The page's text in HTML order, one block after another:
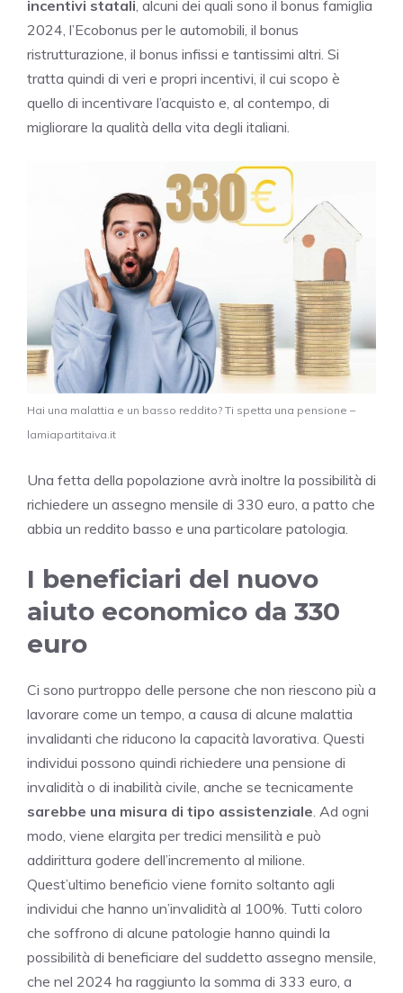
incentivi statali , alcuni dei quali sono il bonus famiglia
2024, l’Ecobonus per le automobili, il bonus
ristrutturazione, il bonus infissi e tantissimi altri. Si
tratta quindi di veri e propri incentivi, il cui scopo è
quello di incentivare l’acquisto e, al contempo, di
migliorare la qualità della vita degli italiani.
Hai una malattia e un basso reddito? Ti spetta una pensione –
lamiapartitaiva.it
Una fetta della popolazione avrà inoltre la possibilità di
richiedere un assegno mensile di 330 euro, a patto che
abbia un reddito basso e una particolare patologia.
I beneficiari del nuovo
aiuto economico da 330
euro
Ci sono purtroppo delle persone che non riescono più a
lavorare come un tempo, a causa di alcune malattia
invalidanti che riducono la capacità lavorativa. Questi
individui possono quindi richiedere una pensione di
invalidità o di inabilità civile, anche se tecnicamente
sarebbe una misura di tipo assistenziale. Ad ogni
modo, viene elargita per tredici mensilità e può
addirittura godere dell’incremento al milione.
Quest’ultimo beneficio viene fornito soltanto agli
individui che hanno un’invalidità al 100%. Tutti coloro
che soffrono di alcune patologie hanno quindi la
possibilità di beneficiare del suddetto assegno mensile,
che nel 2024 ha raggiunto la somma di 333 euro, a